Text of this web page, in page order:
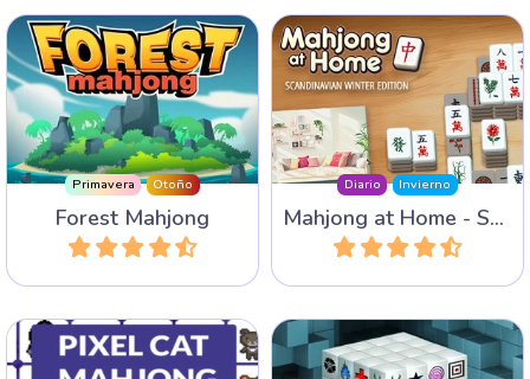
Primavera Otoño
Forest Mahjong
niveles.
Jugar
Diario Invierno
Mahjong at Home - Scandinavian Winter
diario de Mahjong at Home.
Jugar
Sin límite de tiempo Extra Time!
Play a 3D Mahjong game:
time.